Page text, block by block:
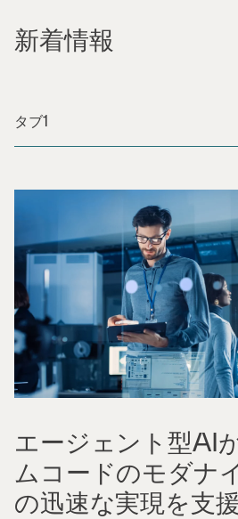
新着情報
タブ1
エージェント型AI
ムコードのモダナ
の迅速な実現を支援